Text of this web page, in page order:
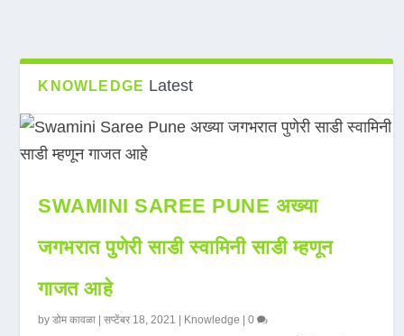
KNOWLEDGE Latest
SWAMINI SAREE PUNE अख्या
जगभरात पुणेरी साडी स्वामिनी साडी म्हणून
गाजत आहे
byडोम कावळा |सप्टेंबर 18, 2021 Knowledge |0